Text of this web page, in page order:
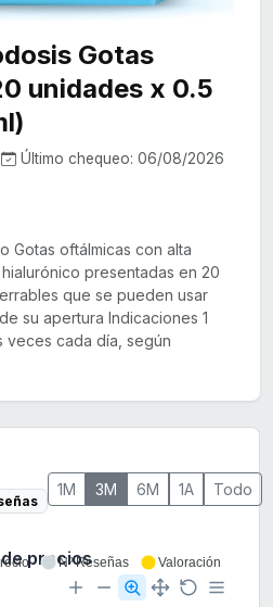
Gotas
unidades x 0.5
Último chequeo: 06/08/2026
Gotas oftálmicas con alta
presentadas en 20
que se pueden usar
su apertura Indicaciones 1
veces cada día, según
1M 3M 6M 1A Todo
precios
Nº Reseñas Valoración